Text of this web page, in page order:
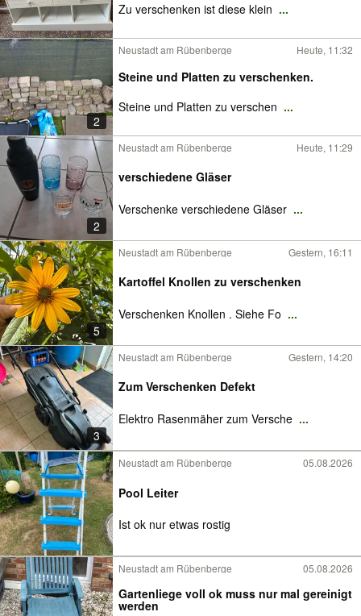
Zu verschenken ist diese klein ...
2
Neustadt am Rübenberge Heute, 11:32
Steine und Platten zu verschenken.
Steine und Platten zu verschen ...
2
Neustadt am Rübenberge Heute, 11:29
verschiedene Gläser
Verschenke verschiedene Gläser ...
5
Neustadt am Rübenberge Gestern, 16:11
Kartoffel Knollen zu verschenken
Verschenken Knollen . Siehe Fo ...
3
Neustadt am Rübenberge Gestern, 14:20
Zum Verschenken Defekt
Elektro Rasenmäher zum Versche ...
Neustadt am Rübenberge 05.08.2026
Pool Leiter
Ist ok nur etwas rostig
Neustadt am Rübenberge 05.08.2026
Gartenliege voll ok muss nur mal gereinigt
werden